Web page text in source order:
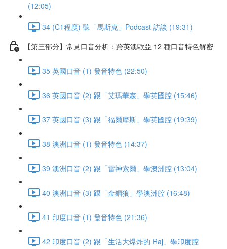
(12:05)
34 (C1程度) 聽「馬斯克」Podcast 訪談 (19:31)
【第三部分】常見口音分析：跨英澳歐亞 12 種口音特色解密
35 英國口音 (1) 發音特色 (22:50)
36 英國口音 (2) 跟「艾瑪華森」學英國腔 (15:46)
37 英國口音 (3) 跟「福爾摩斯」學英國腔 (19:39)
38 澳洲口音 (1) 發音特色 (14:37)
39 澳洲口音 (2) 跟「雷神索爾」學澳洲腔 (13:04)
40 澳洲口音 (3) 跟「金鋼狼」學澳洲腔 (16:48)
41 印度口音 (1) 發音特色 (21:36)
42 印度口音 (2) 跟「生活大爆炸的 Raj」學印度腔